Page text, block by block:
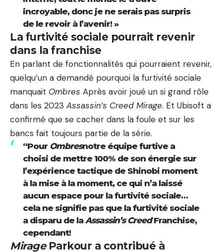
incroyable, donc je ne serais pas surpris
de le revoir à l’avenir! »
La furtivité sociale pourrait revenir
dans la franchise
En parlant de fonctionnalités qui pourraient revenir,
quelqu’un a demandé pourquoi la furtivité sociale
manquait Ombres Après avoir joué un si grand rôle
dans les 2023 Assassin’s Creed Mirage. Et Ubisoft a
confirmé que se cacher dans la foule et sur les
bancs fait toujours partie de la série.
“Pour Ombresnotre équipe furtive a
choisi de mettre 100% de son énergie sur
l’expérience tactique de Shinobi moment
à la mise à la moment, ce qui n’a laissé
aucun espace pour la furtivité sociale…
cela ne signifie pas que la furtivité sociale
a disparu de laAssassin’s CreedFranchise,
cependant!
MirageParkour a contribué à